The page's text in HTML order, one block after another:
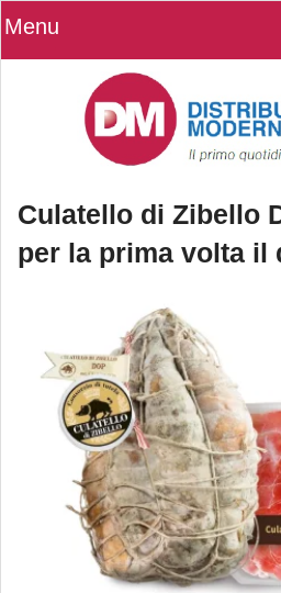
Menu
Culatello di Zibello
per la prima volta il